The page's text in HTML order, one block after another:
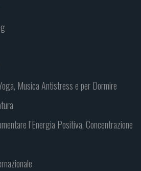
Musica Antistress e per Dormire
l’Energia Positiva, Concentrazione